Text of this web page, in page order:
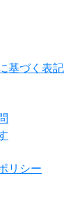
基づく表記
リシー